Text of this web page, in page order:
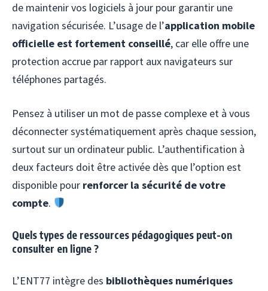
de maintenir vos logiciels à jour pour garantir une
navigation sécurisée. L’usage de l’application mobile
officielle est fortement conseillé, car elle offre une
protection accrue par rapport aux navigateurs sur
téléphones partagés.
Pensez à utiliser un mot de passe complexe et à vous
déconnecter systématiquement après chaque session,
surtout sur un ordinateur public. L’authentification à
deux facteurs doit être activée dès que l’option est
disponible pour renforcer la sécurité de votre
compte.
Quels types de ressources pédagogiques peut-on
consulter en ligne ?
L’ENT77 intègre des bibliothèques numériques